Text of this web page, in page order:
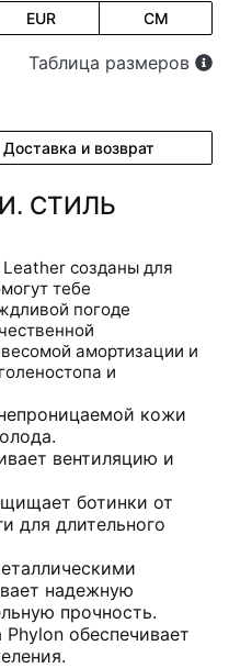
EUR CM
Таблица размеров
Доставка и возврат
СТИЛЬ
созданы для
тебе
погоде
амортизации и
и
кожи
вентиляцию и
ботинки от
для длительного
надежную
прочность.
обеспечивает